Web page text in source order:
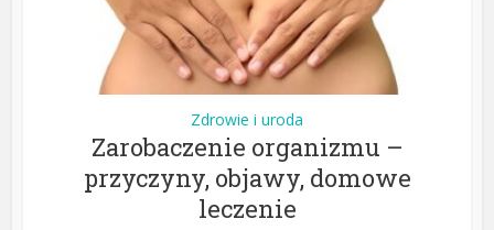
Zdrowie i uroda
Zarobaczenie organizmu –
przyczyny, objawy, domowe
leczenie